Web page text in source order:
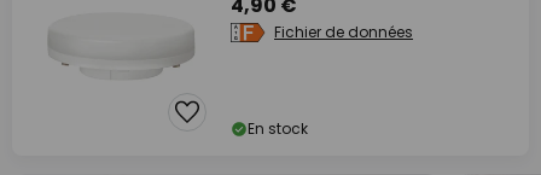
4,90 €
Fichier de données
En stock